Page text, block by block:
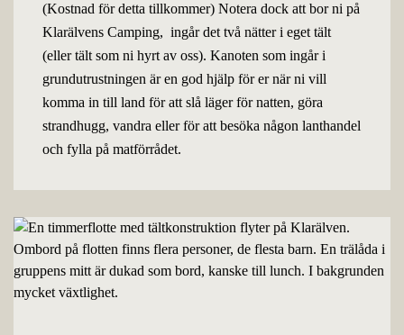
(Kostnad för detta tillkommer) Notera dock att bor ni på
Klarälvens Camping, ingår det två nätter i eget tält
(eller tält som ni hyrt av oss). Kanoten som ingår i
grundutrustningen är en god hjälp för er när ni vill
komma in till land för att slå läger för natten, göra
strandhugg, vandra eller för att besöka någon lanthandel
och fylla på matförrådet.